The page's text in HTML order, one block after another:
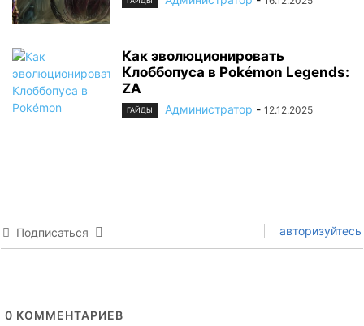
Как эволюционировать
Клоббопуса в Pokémon Legends:
ZA
ГАЙДЫ Администратор - 12.12.2025
Подписаться авторизуйтесь
0 КОММЕНТАРИЕВ